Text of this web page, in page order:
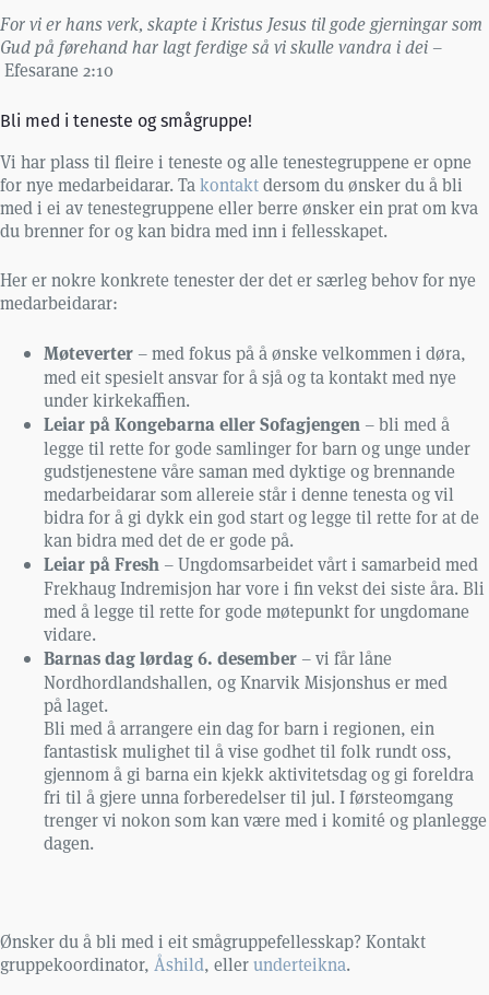
For vi er hans verk, skapte i Kristus Jesus til gode gjerningar som
Gud på førehand har lagt ferdige så vi skulle vandra i dei –
Efesarane 2:10
Bli med i teneste og smågruppe!
Vi har plass til fleire i teneste og alle tenestegruppene er opne
for nye medarbeidarar. Ta kontaktdersom du ønsker du å bli
med i ei av tenestegruppene eller berre ønsker ein prat om kva
du brenner for og kan bidra med inn i fellesskapet.
Her er nokre konkrete tenester der det er særleg behov for nye
medarbeidarar:
Møteverter – med fokus på å ønske velkommen i døra,
med eit spesielt ansvar for å sjå og ta kontakt med nye
under kirkekaffien.
Leiar på Kongebarna eller Sofagjengen – bli med å
legge til rette for gode samlinger for barn og unge under
gudstjenestene våre saman med dyktige og brennande
medarbeidarar som allereie står i denne tenesta og vil
bidra for å gi dykk ein god start og legge til rette for at de
kan bidra med det de er gode på.
Leiar på Fresh – Ungdomsarbeidet vårt i samarbeid med
Frekhaug Indremisjon har vore i fin vekst dei siste åra. Bli
med å legge til rette for gode møtepunkt for ungdomane
vidare.
Barnas dag lørdag 6. desember – vi får låne
Nordhordlandshallen, og Knarvik Misjonshus er med
på laget.
Bli med å arrangere ein dag for barn i regionen, ein
fantastisk mulighet til å vise godhet til folk rundt oss,
gjennom å gi barna ein kjekk aktivitetsdag og gi foreldra
fri til å gjere unna forberedelser til jul. I førsteomgang
trenger vi nokon som kan være med i komité og planlegge
dagen.
Ønsker du å bli med i eit smågruppefellesskap? Kontakt
gruppekoordinator, Åshild, ellerunderteikna.